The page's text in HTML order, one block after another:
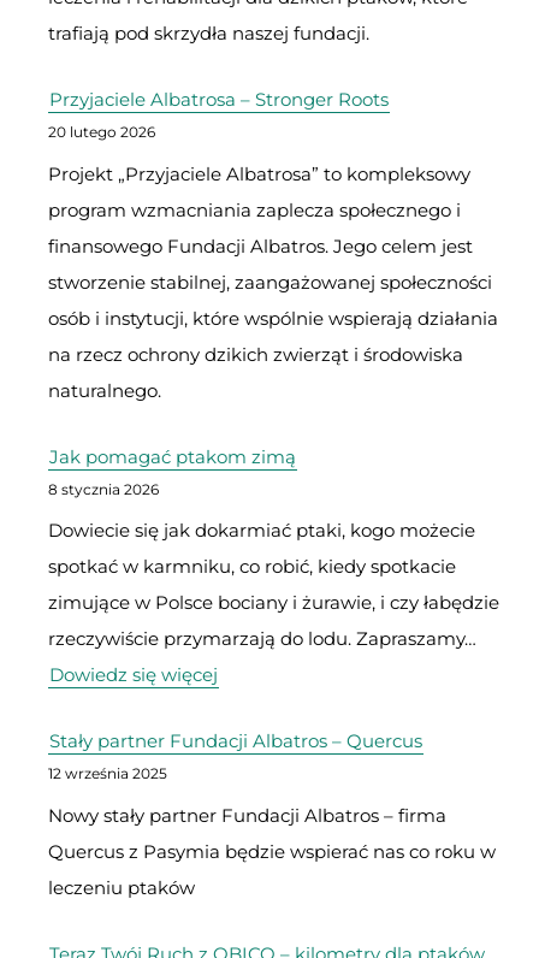
trafiają pod skrzydła naszej fundacji.
Przyjaciele Albatrosa – Stronger Roots
20 lutego 2026
Projekt „Przyjaciele Albatrosa” to kompleksowy
program wzmacniania zaplecza społecznego i
finansowego Fundacji Albatros. Jego celem jest
stworzenie stabilnej, zaangażowanej społeczności
osób i instytucji, które wspólnie wspierają działania
na rzecz ochrony dzikich zwierząt i środowiska
naturalnego.
Jak pomagać ptakom zimą
8 stycznia 2026
Dowiecie się jak dokarmiać ptaki, kogo możecie
spotkać w karmniku, co robić, kiedy spotkacie
zimujące w Polsce bociany i żurawie, i czy łabędzie
rzeczywiście przymarzają do lodu. Zapraszamy…
Dowiedz się więcej
pomagać
zimą
Stały partner Fundacji Albatros – Quercus
12 września 2025
Nowy stały partner Fundacji Albatros – firma
Quercus z Pasymia będzie wspierać nas co roku w
leczeniu ptaków